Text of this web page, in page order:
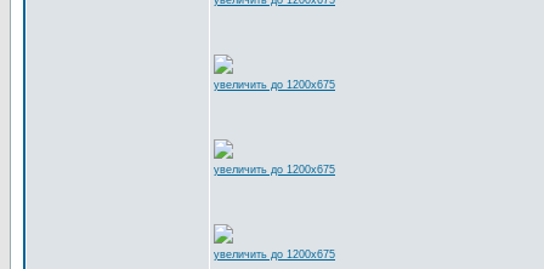
увеличить до 1200x675
увеличить до 1200x675
увеличить до 1200x675